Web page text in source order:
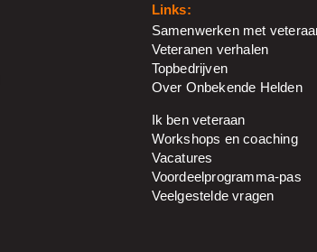
Links:
Samenwerken met
Veteranen verhalen
Topbedrijven
Over Onbekende Helden
Ik ben veteraan
Workshops en coaching
Vacatures
Voordeelprogramma-pas
Veelgestelde vragen